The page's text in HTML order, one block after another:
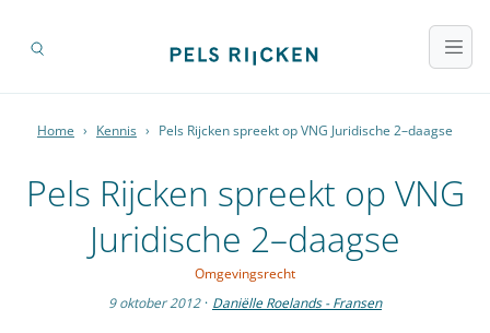
Home › Kennis › Pels Rijcken spreekt op VNG Juridische 2–daagse
Pels Rijcken spreekt op VNG
Juridische 2–daagse
Omgevingsrecht
9 oktober 2012 · Daniëlle Roelands - Fransen